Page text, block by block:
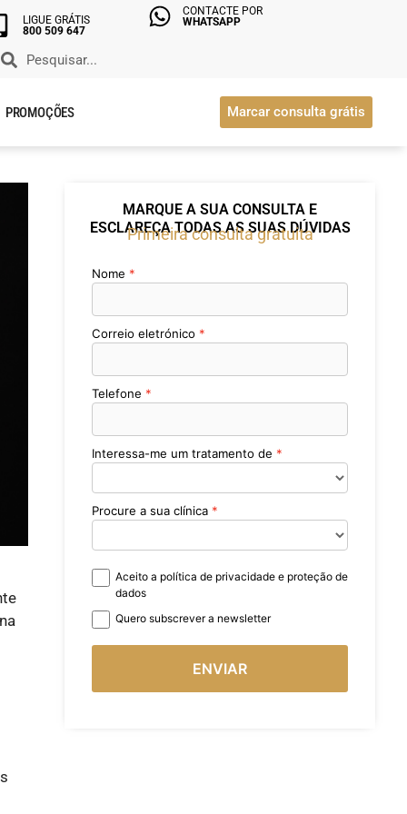
LIGUE GRÁTIS
800 509 647
CONTACTE POR
WHATSAPP
PROMOÇÕES Marcar consulta grátis
MARQUE A SUA CONSULTA E
ESCLAREÇA TODAS AS SUAS DÚVIDAS
Primeira consulta gratuita
Nome
Correio eletrónico
Telefone
Interessa-me um tratamento de
Procure a sua clínica
Aceito a política de privacidade e proteção de
dados
Quero subscrever a newsletter
ENVIAR